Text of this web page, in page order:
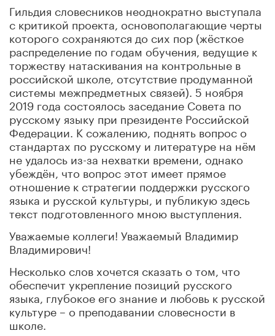
Гильдия словесников неоднократно выступала
с критикой проекта, основополагающие черты
которого сохраняются до сих пор (жёсткое
распределение по годам обучения, ведущие к
торжеству натаскивания на контрольные в
российской школе, отсутствие продуманной
системы межпредметных связей). 5 ноября
2019 года состоялось заседание Совета по
русскому языку при президенте Российской
Федерации. К сожалению, поднять вопрос о
стандартах по русскому и литературе на нём
не удалось из-за нехватки времени, однако
убеждён, что вопрос этот имеет прямое
отношение к стратегии поддержки русского
языка и русской культуры, и публикую здесь
текст подготовленного мною выступления.
Уважаемые коллеги! Уважаемый Владимир
Владимирович!
Несколько слов хочется сказать о том, что
обеспечит укрепление позиций русского
языка, глубокое его знание и любовь к русской
культуре – о преподавании словесности в
школе.